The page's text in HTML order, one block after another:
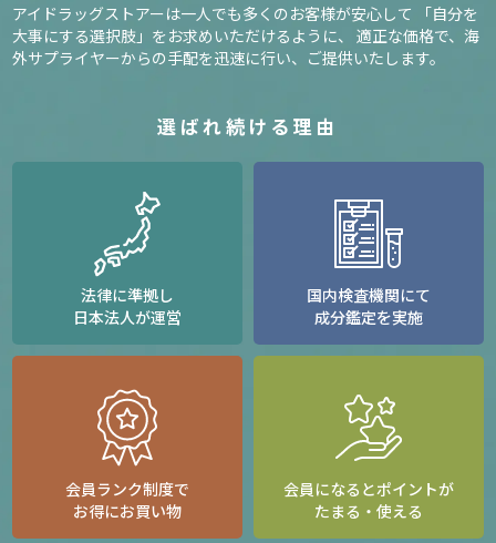
アイドラッグストアーは一人でも多くのお客様が安心して
「自分を
大事にする選択肢」をお求めいただけるように、
適正な価格で、海
外サプライヤーからの手配を迅速に行い、ご提供いたします。
選ばれ続ける理由
法律に準拠し
日本法人が運営
国内検査機関にて
成分鑑定を実施
会員ランク制度で
お得にお買い物
会員になるとポイントが
たまる・使える